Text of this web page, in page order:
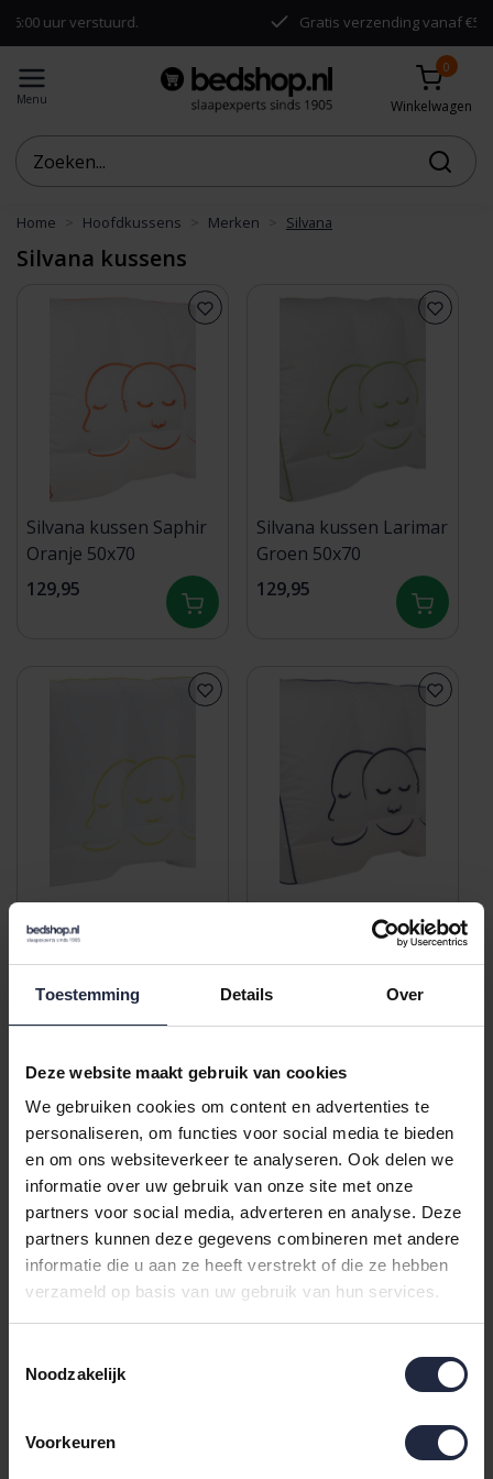
Toestemming Details Over
Deze website maakt gebruik van cookies
We gebruiken cookies om content en advertenties te
personaliseren, om functies voor social media te bieden
en om ons websiteverkeer te analyseren. Ook delen we
informatie over uw gebruik van onze site met onze
partners voor social media, adverteren en analyse. Deze
partners kunnen deze gegevens combineren met andere
informatie die u aan ze heeft verstrekt of die ze hebben
verzameld op basis van uw gebruik van hun services.
Noodzakelijk
Voorkeuren
uur verstuurd. Gratis verzending vanaf €50,-
Menu
0
Winkelwagen
Home Hoofdkussens Merken Silvana
Silvana kussens
Silvana kussen Saphir
Oranje 50x70
129,95
Silvana kussen Larimar
Groen 50x70
129,95
Silvana kussen Cristal
Geel 50x70
129,95
Silvana kussen
Fluorine Blauw 50x70
129,95
Silvana Support
Silvana Support is al ruim 30 jaar het beste nek
ondersteunende hoofdkussen. Het kussen is
ontwikkeld in samenwerking met fysiotherapeuten,
gemaakt van de allerbeste materialen en tot in detail
uitgedacht om uw lichaam optimaal te ondersteunen.
Silvana Support kussens zijn in zes verschillende
een extra smal model. De Silvana Support
kenmerken: puur natuur, anti-allergisch,
ondersteunend, dooradembaar, climate control,